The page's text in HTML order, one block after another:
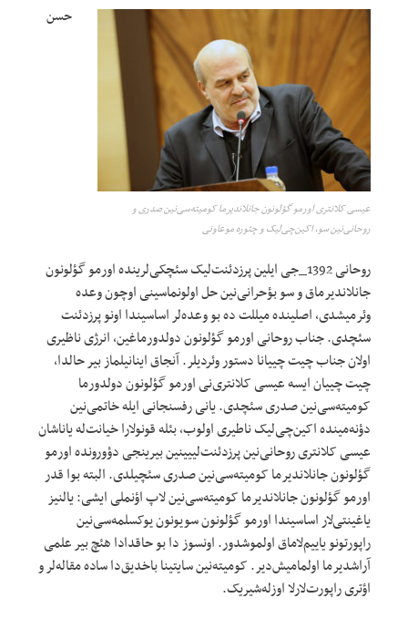
عیسی کلانتری اورمو گؤلونون جانلاندیرما کومیته‌سی‌نین صدری و
روحانی‌نین سو، اکین‌چی‌لیک و چئوره موعاونی
حسن
روحانی 1392_جی ایلین پرزدئنت‌لیک سئچکی‌لرینده اورمو گؤلونون
جانلاندیرماق و سو بؤحرانی‌نین حل اولونماسینی اوچون وعده
وئرمیشدی، اصلینده میللت ده بو وعده‌لر اساسیندا اونو پرزدئنت
سئچدی. جناب روحانی اورمو گؤلونون دولدورماغین، انرژی ناظیری
اولان جناب چیت چییانا دستور وئردیلر. آنجاق اینانیلماز بیر حالدا،
چیت چییان ایسه عیسی کلانتری‌نی اورمو گؤلونون دولدورما
کومیته‌سی‌نین صدری سئچدی. یانی رفسنجانی ایله خاتمی‌نین
دؤنه‌مینده اکین‌چی‌لیک ناطیری اولوب، بئله قونولارا خیانت‌له یاناشان
عیسی کلانتری روحانی‌نین پرزدئنت‌لییینین بیرینجی دؤورونده اورمو
گؤلونون جانلاندیرما کومیته‌سی‌نین صدری سئچیلدی. البته بوا قدر
اورمو گؤلونون جانلاندیرما کومیته‌سی‌نین لاپ اؤنملی ایشی: یالنیز
یاغینتی‌لار اساسیندا اورمو گؤلونون سویونون یوکسلمه‌سی‌نین
راپورتونو یاییم‌لاماق اولموشدور. اونسوز دا بو حاقدادا هئچ بیر علمی
آراشدیرما اولمامیش‌دیر. کومیته‌نین سایتینا باخدیق‌دا ساده مقاله‌لر و
اؤتری راپورت‌لارلا اوزله‌شیریک.